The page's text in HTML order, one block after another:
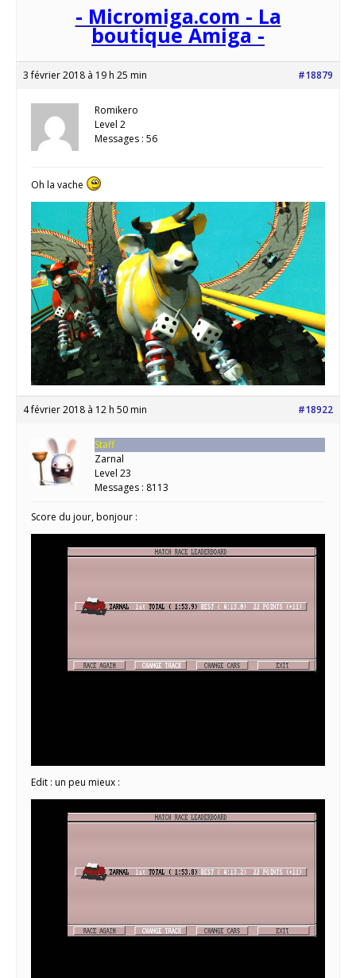
- Micromiga.com - La
boutique Amiga -
3 février 2018 à 19 h 25 min #18879
Romikero
Level 2
Messages : 56
Oh la vache
4 février 2018 à 12 h 50 min #18922
Staff
Zarnal
Level 23
Messages : 8113
Score du jour, bonjour :
Edit : un peu mieux :